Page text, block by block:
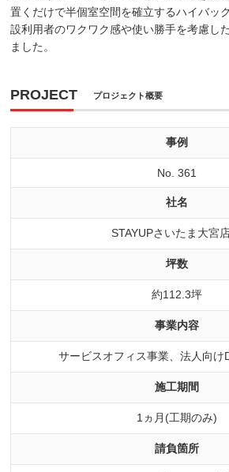
置くだけで半個室空間を確立するハイバッ
設利用者のワクワク感や使い勝手を考慮し
ました。
PROJECT プロジェクト概要
事例
No. 361
社名
STAYUPさいたま大宮
坪数
約112.3坪
事業内容
サービスオフィス事業、法人向け
施工期間
1ヵ月(工期のみ)
請負箇所